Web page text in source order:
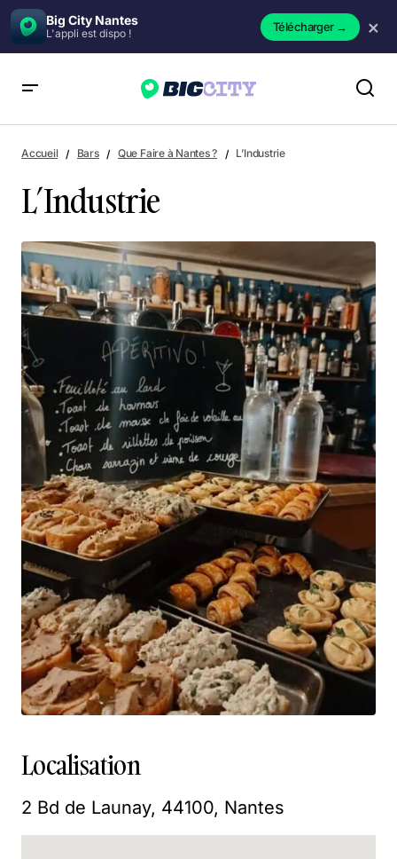
Big City Nantes
L'appli est dispo ! Télécharger→ ×
Accueil Bars Que Faire à Nantes ? L’Industrie
L’Industrie
Localisation
2 Bd de Launay, 44100, Nantes